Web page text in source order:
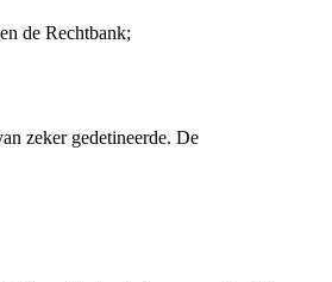
de Rechtbank;
zeker gedetineerde. De